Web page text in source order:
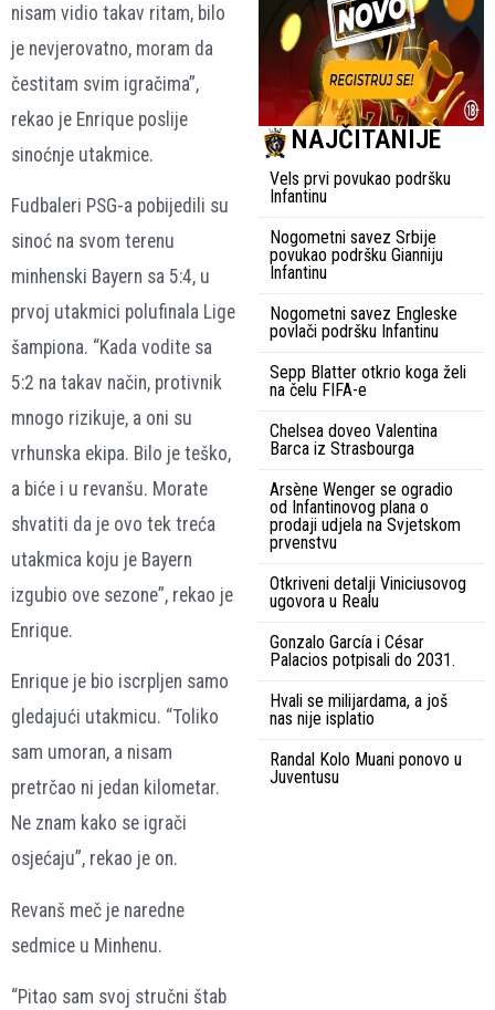
nisam vidio takav ritam, bilo
je nevjerovatno, moram da
čestitam svim igračima”,
rekao je Enrique poslije
sinoćnje utakmice.
Fudbaleri PSG-a pobijedili su
sinoć na svom terenu
minhenski Bayern sa 5:4, u
prvoj utakmici polufinala Lige
šampiona. “Kada vodite sa
5:2 na takav način, protivnik
mnogo rizikuje, a oni su
vrhunska ekipa. Bilo je teško,
a biće i u revanšu. Morate
shvatiti da je ovo tek treća
utakmica koju je Bayern
izgubio ove sezone”, rekao je
Enrique.
Enrique je bio iscrpljen samo
gledajući utakmicu. “Toliko
sam umoran, a nisam
pretrčao ni jedan kilometar.
Ne znam kako se igrači
osjećaju”, rekao je on.
Revanš meč je naredne
sedmice u Minhenu.
“Pitao sam svoj stručni štab
NAJČITANIJE
Vels prvi povukao podršku
Infantinu
Nogometni savez Srbije
povukao podršku Gianniju
Infantinu
Nogometni savez Engleske
povlači podršku Infantinu
Sepp Blatter otkrio koga želi
na čelu FIFA-e
Chelsea doveo Valentina
Barca iz Strasbourga
Arsène Wenger se ogradio
od Infantinovog plana o
prodaji udjela na Svjetskom
prvenstvu
Otkriveni detalji Viniciusovog
ugovora u Realu
Gonzalo García i César
Palacios potpisali do 2031.
Hvali se milijardama, a još
nas nije isplatio
Randal Kolo Muani ponovo u
Juventusu